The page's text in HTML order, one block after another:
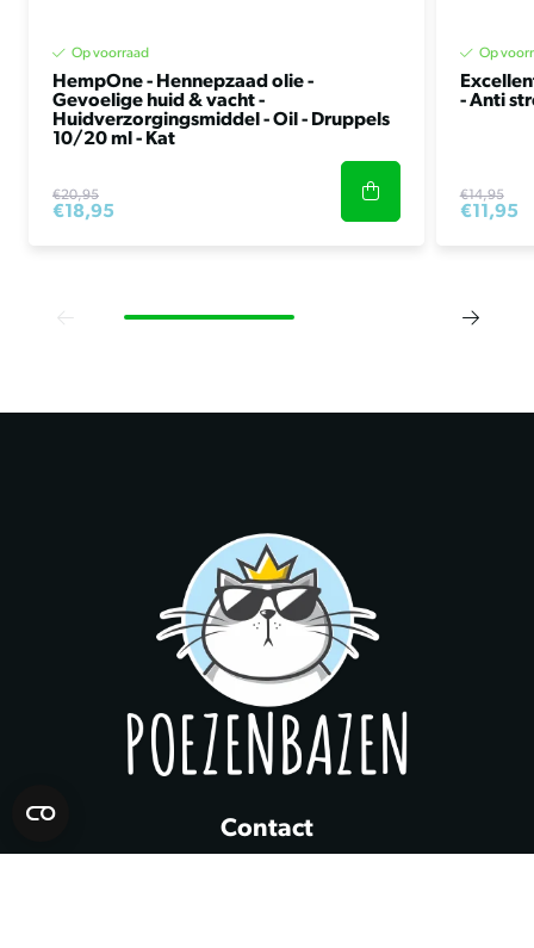
Op voorraad
HempOne - Hennepzaad olie -
Gevoelige huid & vacht -
Huidverzorgingsmiddel - Oil - Druppels
10/20 ml - Kat
€20,95
€18,95
Op
- Anti
€14,95
€11,95
Contact